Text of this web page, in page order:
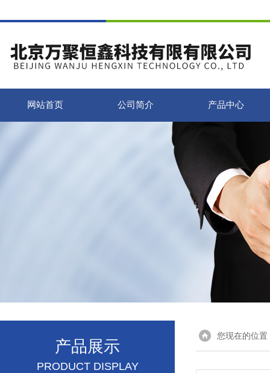
网站首页 公司简介 产品中心
产品展示
PRODUCT DISPLAY
您现在的位置